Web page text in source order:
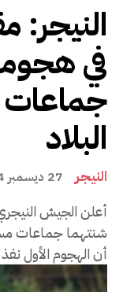
في
البلاد
النيجر 27 ديسمبر 2024، 00:21 صباحًا
أعلن الجيش
أن الهجوم الأول